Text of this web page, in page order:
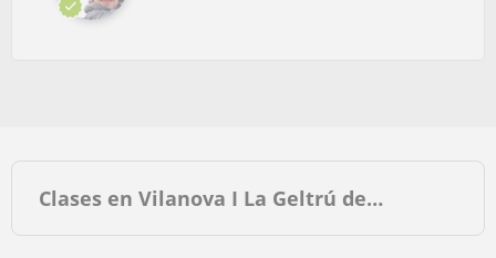
Clases en Vilanova I La Geltrú de…